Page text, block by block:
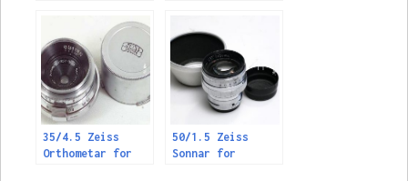
蔡司·康泰克斯
Biogon
35/4.5 Zeiss
Orthometar for
50/1.5 Zeiss
Sonnar for